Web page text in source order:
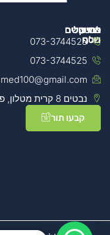
מידע
נוסף
אודות
החברה
מדיניות
פרטיות
הטיפולים
שלנו
הטיפולים
שלנו
הטכנולוגיה
שלנו
למטפלים
למטפלים
למטפלים
צרו קשר
073-3744525
073-3744525
נבטים 8 קרית מטלון, פתח תקווה
קבעו תור